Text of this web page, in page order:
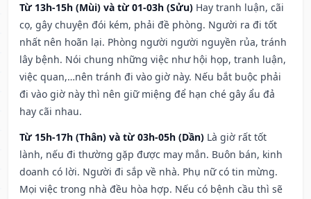
Từ 13h-15h (Mùi) và từ 01-03h (Sửu) Hay tranh luận, cãi
cọ, gây chuyện đói kém, phải đề phòng. Người ra đi tốt
nhất nên hoãn lại. Phòng người người nguyền rủa, tránh
lây bệnh. Nói chung những việc như hội họp, tranh luận,
việc quan,…nên tránh đi vào giờ này. Nếu bắt buộc phải
đi vào giờ này thì nên giữ miệng để hạn ché gây ẩu đả
hay cãi nhau.
Từ 15h-17h (Thân) và từ 03h-05h (Dần) Là giờ rất tốt
lành, nếu đi thường gặp được may mắn. Buôn bán, kinh
doanh có lời. Người đi sắp về nhà. Phụ nữ có tin mừng.
Mọi việc trong nhà đều hòa hợp. Nếu có bệnh cầu thì sẽ